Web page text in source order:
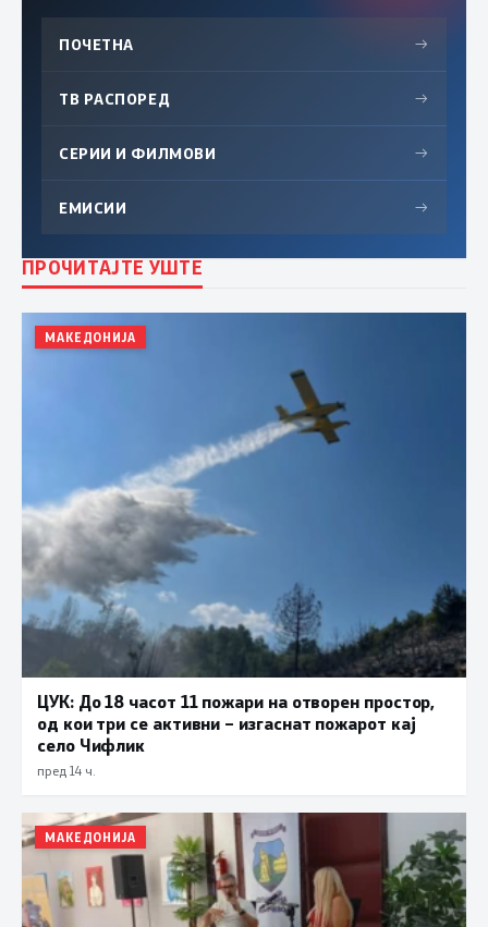
ПОЧЕТНА →
ТВ РАСПОРЕД →
СЕРИИ И ФИЛМОВИ →
ЕМИСИИ →
ПРОЧИТАЈТЕ УШТЕ
МАКЕДОНИЈА
ЦУК: До 18 часот 11 пожари на отворен простор,
од кои три се активни – изгаснат пожарот кај
село Чифлик
пред 14 ч.
МАКЕДОНИЈА